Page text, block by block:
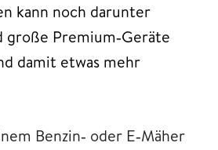
kann noch darunter
große Premium‑Geräte
damit etwas mehr
Benzin‑ oder E‑Mäher